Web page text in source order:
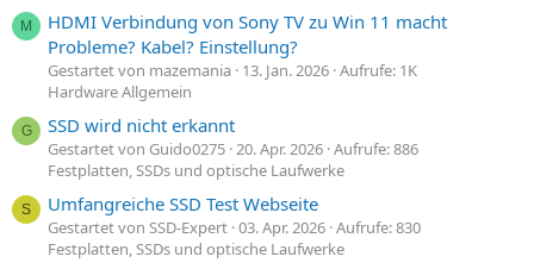
M
HDMI Verbindung von Sony TV zu Win 11 macht
Probleme? Kabel? Einstellung?
Gestartet von mazemania 13. Jan. 2026 Aufrufe: 1K
Hardware Allgemein
G SSD wird nicht erkannt
Gestartet von Guido0275 20. Apr. 2026 Aufrufe: 886
Festplatten, SSDs und optische Laufwerke
S Umfangreiche SSD Test Webseite
Gestartet von SSD-Expert 03. Apr. 2026 Aufrufe: 830
Festplatten, SSDs und optische Laufwerke